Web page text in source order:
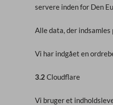
servere inden for Den
Alle data, der indsamles
Vi har indgået en
3.2 Cloudflare
Vi bruger et